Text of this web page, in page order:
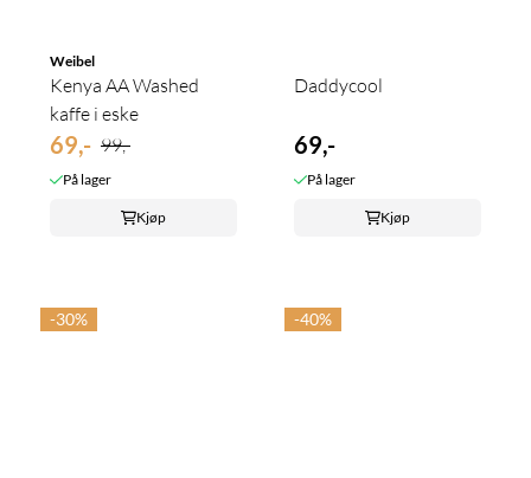
Weibel
Kenya AA Washed
kaffe i eske
69,- 99,-
På lager
Kjøp
Daddycool
69,-
På lager
Kjøp
-30% -40%